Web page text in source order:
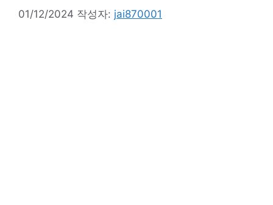
01/12/2024 작성자: jai870001